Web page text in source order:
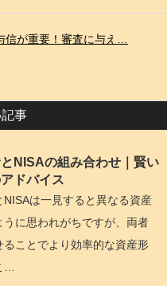
信が重要！審査に与え…
事
NISAの組み合わせ｜賢い
ドバイス
NISAは一見すると異なる資産
うに思われがちですが、両者
ることでより効率的な資産形
…